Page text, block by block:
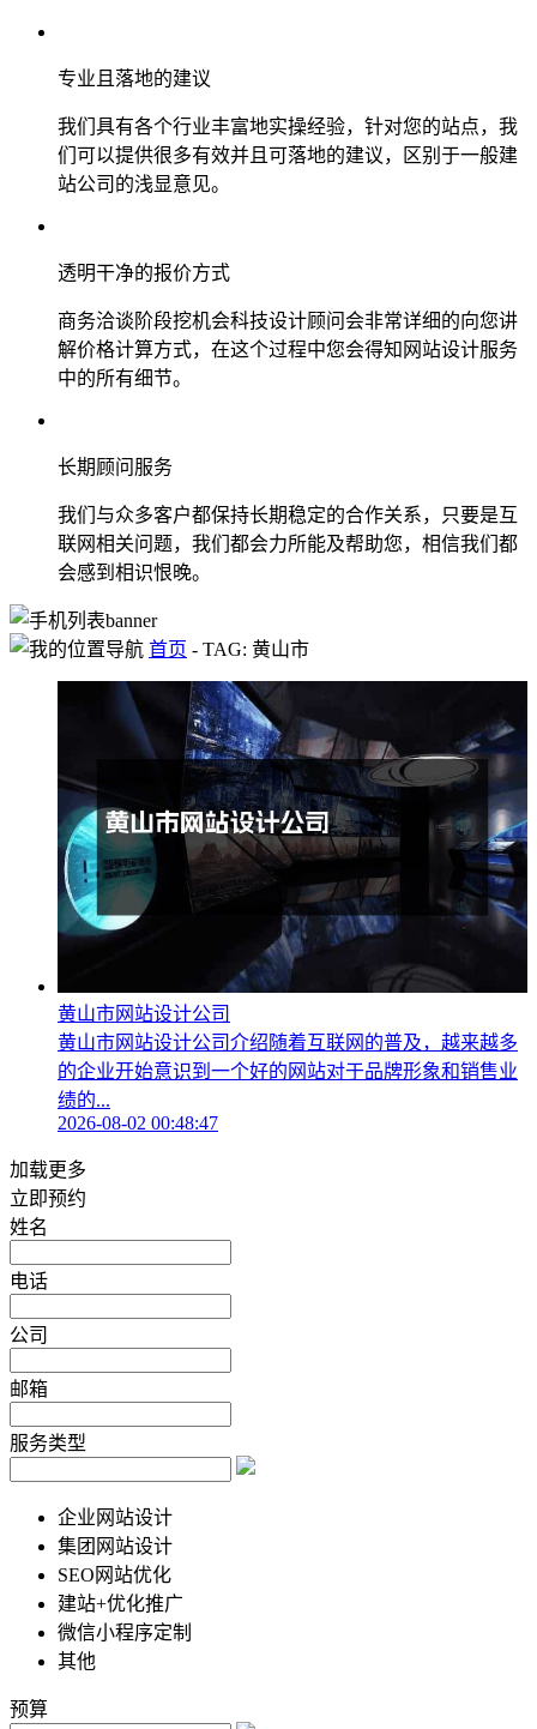
专业且落地的建议
我们具有各个行业丰富地实操经验，针对您的站点，我
们可以提供很多有效并且可落地的建议，区别于一般建
站公司的浅显意见。
透明干净的报价方式
商务洽谈阶段挖机会科技设计顾问会非常详细的向您讲
解价格计算方式，在这个过程中您会得知网站设计服务
中的所有细节。
长期顾问服务
我们与众多客户都保持长期稳定的合作关系，只要是互
联网相关问题，我们都会力所能及帮助您，相信我们都
会感到相识恨晚。
首页 - TAG: 黄山市
黄山市网站设计公司
黄山市网站设计公司介绍随着互联网的普及，越来越多
的企业开始意识到一个好的网站对于品牌形象和销售业
绩的...
2026-08-02 00:48:47
加载更多
立即预约
姓名
电话
公司
邮箱
服务类型
企业网站设计
集团网站设计
SEO网站优化
建站+优化推广
微信小程序定制
其他
预算